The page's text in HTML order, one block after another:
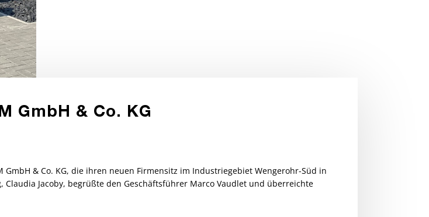
GmbH & Co. KG
& Co. KG, die ihren neuen Firmensitz im Industriegebiet Wengerohr-Süd in
Jacoby, begrüßte den Geschäftsführer Marco Vaudlet und überreichte